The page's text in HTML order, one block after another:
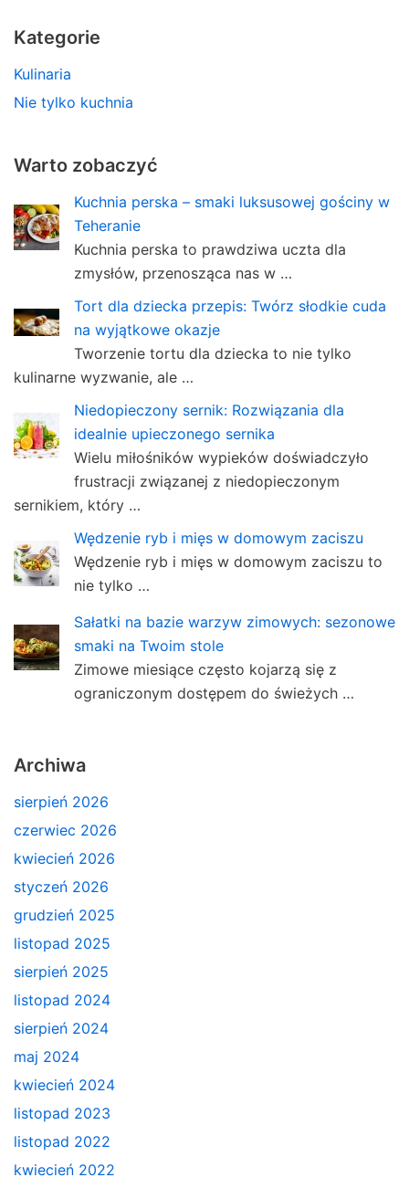
Kategorie
Kulinaria
Nie tylko kuchnia
Warto zobaczyć
Kuchnia perska – smaki luksusowej gościny w
Teheranie
Kuchnia perska to prawdziwa uczta dla
zmysłów, przenosząca nas w …
Tort dla dziecka przepis: Twórz słodkie cuda
na wyjątkowe okazje
Tworzenie tortu dla dziecka to nie tylko
kulinarne wyzwanie, ale …
Niedopieczony sernik: Rozwiązania dla
idealnie upieczonego sernika
Wielu miłośników wypieków doświadczyło
frustracji związanej z niedopieczonym
sernikiem, który …
Wędzenie ryb i mięs w domowym zaciszu
Wędzenie ryb i mięs w domowym zaciszu to
nie tylko …
Sałatki na bazie warzyw zimowych: sezonowe
smaki na Twoim stole
Zimowe miesiące często kojarzą się z
ograniczonym dostępem do świeżych …
Archiwa
sierpień 2026
czerwiec 2026
kwiecień 2026
styczeń 2026
grudzień 2025
listopad 2025
sierpień 2025
listopad 2024
sierpień 2024
maj 2024
kwiecień 2024
listopad 2023
listopad 2022
kwiecień 2022